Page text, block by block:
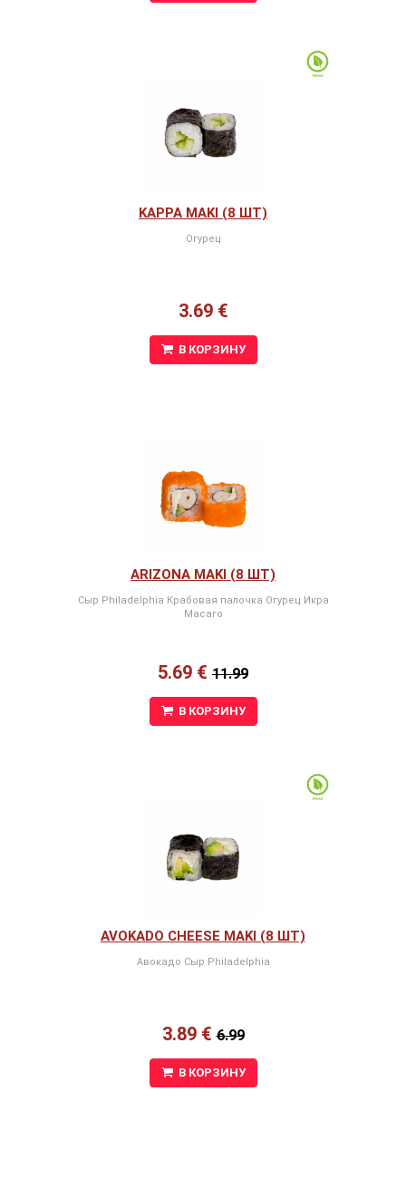
KAPPA MAKI (8 ШТ)
Огурец
3.69 €
В КОРЗИНУ
ARIZONA MAKI (8 ШТ)
Сыр Philadelphia Крабовая палочка Огурец Икра
Масаго
5.69 € 11.99
В КОРЗИНУ
AVOKADO CHEESE MAKI (8 ШТ)
Авокадо Сыр Philadelphia
3.89 €6.99
В КОРЗИНУ